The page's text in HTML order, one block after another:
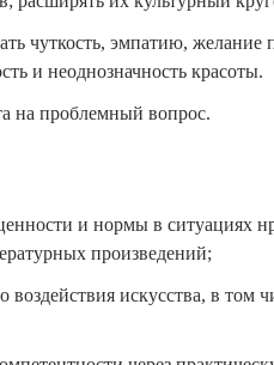
чуткость, эмпатию, желание
и неоднозначность красоты.
на проблемный вопрос.
и нормы в ситуациях
произведений;
искусства, в том